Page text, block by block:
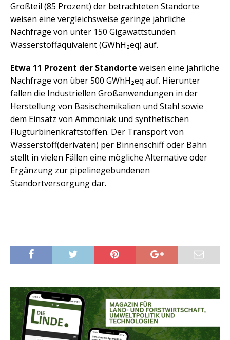
Großteil (85 Prozent) der betrachteten Standorte
weisen eine vergleichsweise geringe jährliche
Nachfrage von unter 150 Gigawattstunden
Wasserstoffäquivalent (GWhH₂eq) auf.
Etwa 11 Prozent der Standorte weisen eine jährliche
Nachfrage von über 500 GWhH₂eq auf. Hierunter
fallen die Industriellen Großanwendungen in der
Herstellung von Basischemikalien und Stahl sowie
dem Einsatz von Ammoniak und synthetischen
Flugturbinenkraftstoffen. Der Transport von
Wasserstoff(derivaten) per Binnenschiff oder Bahn
stellt in vielen Fällen eine mögliche Alternative oder
Ergänzung zur pipelinegebundenen
Standortversorgung dar.